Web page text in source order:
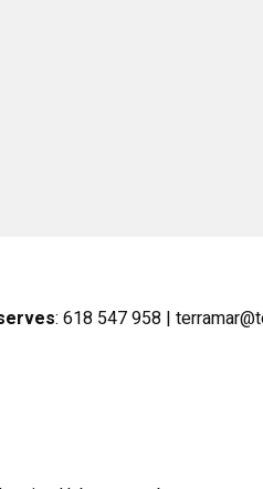
: 618 547 958 |